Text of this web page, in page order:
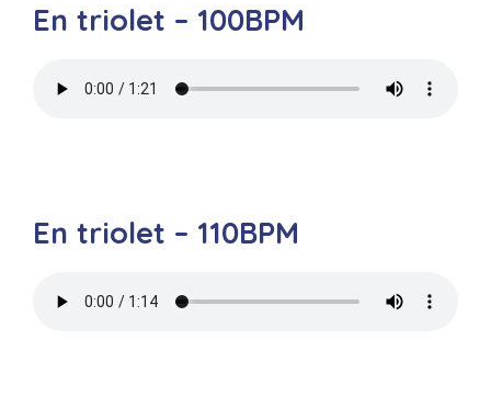
En triolet – 100BPM
En triolet – 110BPM